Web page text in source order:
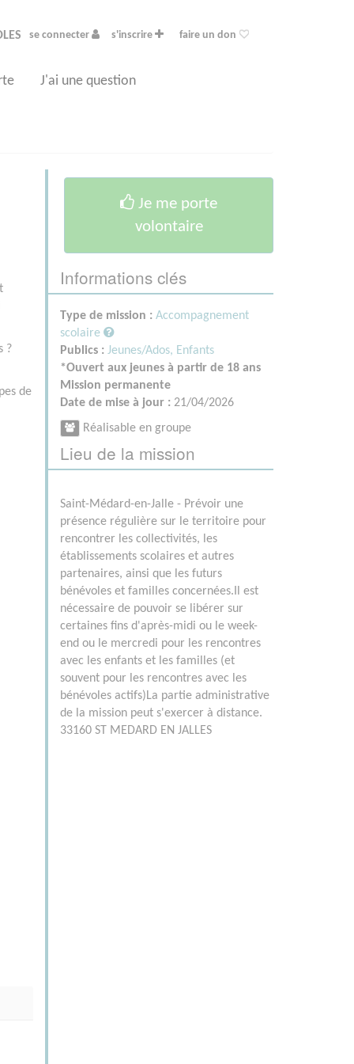
se connecter s'inscrire faire un don
J'ai une question
?
de
Je me porte
volontaire
Informations clés
Type de mission : Accompagnement
scolaire
Publics : Jeunes/Ados, Enfants
*Ouvert aux jeunes à partir de 18 ans
Mission permanente
Date de mise à jour : 21/04/2026
Réalisable en groupe
Lieu de la mission
Saint-Médard-en-Jalle - Prévoir une
présence régulière sur le territoire pour
rencontrer les collectivités, les
établissements scolaires et autres
partenaires, ainsi que les futurs
bénévoles et familles concernées.Il est
nécessaire de pouvoir se libérer sur
certaines fins d'après-midi ou le week-
end ou le mercredi pour les rencontres
avec les enfants et les familles (et
souvent pour les rencontres avec les
bénévoles actifs)La partie administrative
de la mission peut s'exercer à distance.
33160 ST MEDARD EN JALLES